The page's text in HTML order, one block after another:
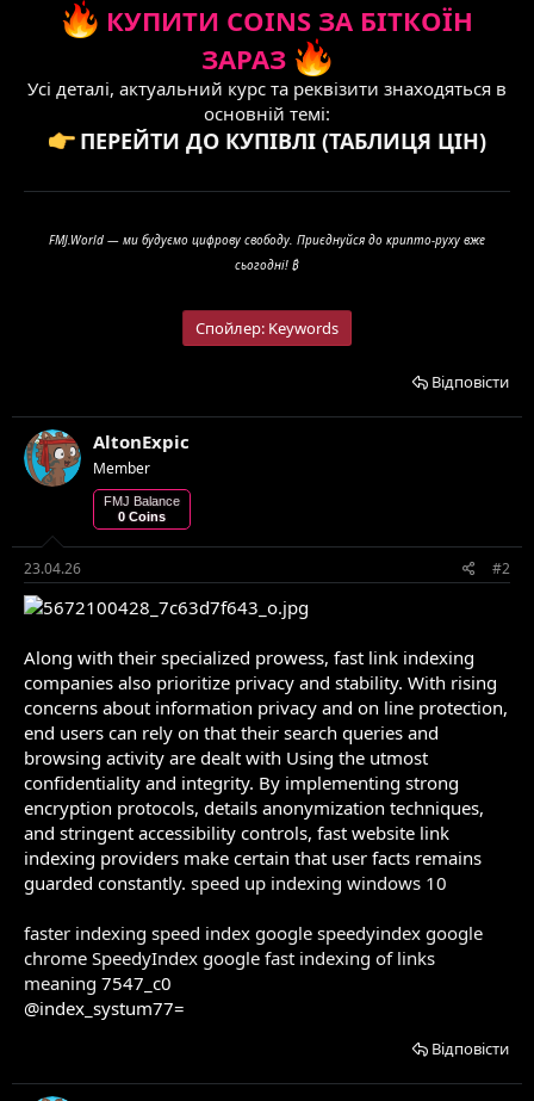
КУПИТИ COINS ЗА БІТКОЇН
ЗАРАЗ
Усі деталі, актуальний курс та реквізити знаходяться в
основній темі:
ПЕРЕЙТИ ДО КУПІВЛІ (ТАБЛИЦЯ ЦІН)
FMJ.World — ми будуємо цифрову свободу. Приєднуйся до крипто-руху вже
сьогодні! ₿
Спойлер: Keywords
Відповісти
AltonExpic
Member
FMJ Balance
0 Coins
23.04.26 #2
Along with their specialized prowess, fast link indexing
companies also prioritize privacy and stability. With rising
concerns about information privacy and on line protection,
end users can rely on that their search queries and
browsing activity are dealt with Using the utmost
confidentiality and integrity. By implementing strong
encryption protocols, details anonymization techniques,
and stringent accessibility controls, fast website link
indexing providers make certain that user facts remains
guarded constantly. speed up indexing windows 10
faster indexing speed index google speedyindex google
chrome SpeedyIndex google fast indexing of links
meaning 7547_c0
@index_systum77=
Відповісти